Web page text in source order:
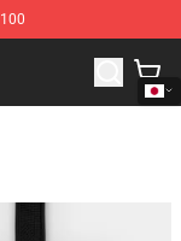
Triplets